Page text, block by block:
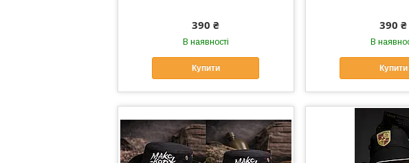
390 ₴
В наявності
Купити
390 ₴
В
Купити